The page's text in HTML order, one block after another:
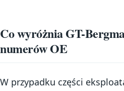
Co wyróżnia GT-
numerów OE
W przypadku części